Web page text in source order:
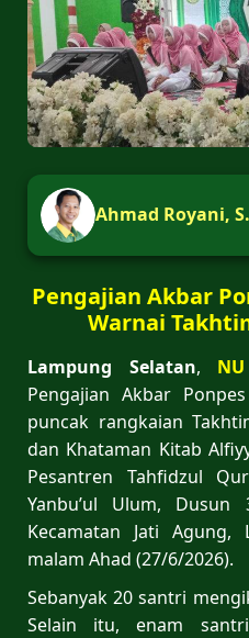
Ahmad Royani,
Pengajian Akbar
Warnai
Lampung Selatan,
Pengajian Akbar
puncak rangkaian
dan Khataman Kitab
Pesantren Tahfidzul
Yanbu’ul Ulum, Dusun
Kecamatan Jati Agung,
malam Ahad (27/6/2026).
Sebanyak 20 santri
Selain itu, enam